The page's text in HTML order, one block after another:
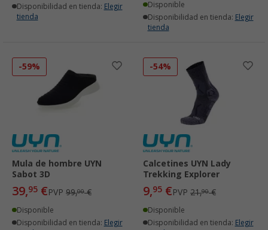
Disponibilidad en tienda: Elegir
tienda
Disponible
Disponibilidad en tienda: Elegir
tienda
-59%
Mula de hombre UYN
Sabot 3D
39,95 €PVP 99,00€
Disponible
Disponibilidad en tienda: Elegir
-54%
Calcetines UYN Lady
Trekking Explorer
9,95 €PVP 21,90€
Disponible
Disponibilidad en tienda: Elegir